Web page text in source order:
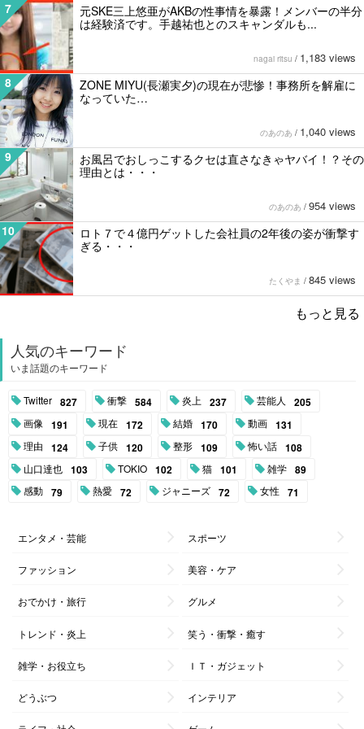
7
元SKE三上悠亜がAKBの性事情を暴露！メンバーの半分
は経験済です。手越祐也とのスキャンダルも...
nagai ritsu / 1,183 views
8
ZONE MIYU(長瀬実夕)の現在が悲惨！事務所を解雇に
なっていた…
のあのあ / 1,040 views
9
お風呂でおしっこするクセは直さなきゃヤバイ！？その
理由とは・・・
のあのあ / 954 views
10
ロト７で４億円ゲットした会社員の2年後の姿が衝撃す
ぎる・・・
たくやま / 845 views
もっと見る
人気のキーワード
いま話題のキーワード
Twitter 827 衝撃 584 炎上 237 芸能人 205
画像 191 現在 172 結婚 170 動画 131
理由 124 子供 120 整形 109 怖い話 108
山口達也 103 TOKIO 102 猫 101 雑学 89
感動 79 熱愛 72 ジャニーズ 72 女性 71
エンタメ・芸能 スポーツ
ファッション 美容・ケア
おでかけ・旅行 グルメ
トレンド・炎上 笑う・衝撃・癒す
雑学・お役立ち ＩＴ・ガジェット
どうぶつ インテリア